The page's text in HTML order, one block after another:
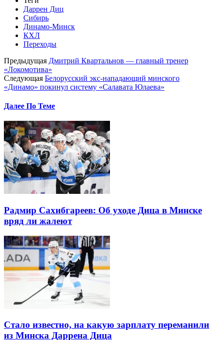
Даррен Диц
Сибирь
Динамо-Минск
КХЛ
Переходы
Предыдущая Дмитрий Квартальнов — главный тренер
«Локомотива»
Следующая Белорусский экс-нападающий минского
«Динамо» покинул систему «Салавата Юлаева»
Далее По Теме
Радмир Сахибгареев: Об уходе Дица в Минске
вряд ли жалеют
Стало известно, на какую зарплату переманили
из Минска Даррена Дица